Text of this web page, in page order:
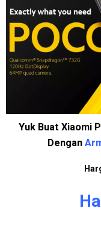
Yuk Buat Xiaomi
Dengan